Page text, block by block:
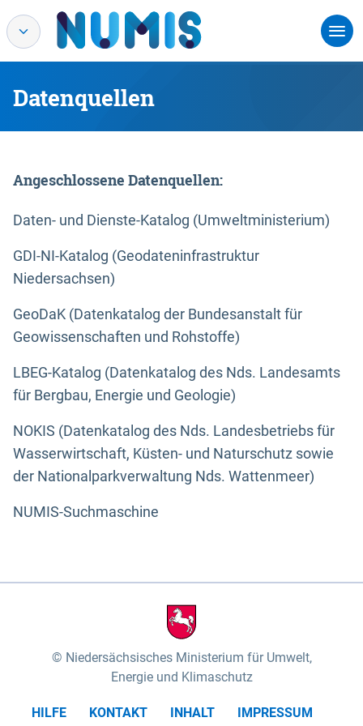
Datenquellen
Angeschlossene Datenquellen:
Daten- und Dienste-Katalog (Umweltministerium)
GDI-NI-Katalog (Geodateninfrastruktur
Niedersachsen)
GeoDaK (Datenkatalog der Bundesanstalt für
Geowissenschaften und Rohstoffe)
LBEG-Katalog (Datenkatalog des Nds. Landesamts
für Bergbau, Energie und Geologie)
NOKIS (Datenkatalog des Nds. Landesbetriebs für
Wasserwirtschaft, Küsten- und Naturschutz sowie
der Nationalparkverwaltung Nds. Wattenmeer)
NUMIS-Suchmaschine
Niedersächsisches Ministerium für Umwelt,
Energie und Klimaschutz
HILFE KONTAKT INHALT
IMPRESSUM